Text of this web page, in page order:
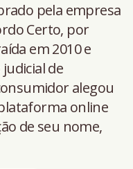
pela empresa
Certo, por
em 2010 e
de
alegou
online
de seu nome,